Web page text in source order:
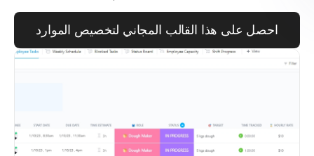
احصل على هذا القالب المجاني لتخصيص الموارد